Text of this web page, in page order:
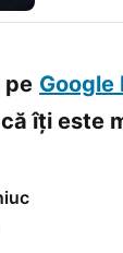
pe Google
îți este